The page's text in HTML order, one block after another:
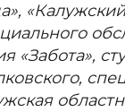
«Забота»,